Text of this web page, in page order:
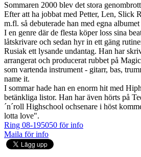
Sommaren 2000 blev det stora
Efter att ha jobbat med Petter, Len, Slick
m.fl. så debuterade han med egna
I en genre där de flesta köper loss sina
låtskrivare och sedan hyr in ett gäng
Rusiak ett lysande undantag. Han har
arrangerat och producerat rubbet på
som vartenda instrument - gitarr, bas,
name it.
I sommar hade han en enorm hit med
betänkliga listor. Han har även hörts på
´n´roll Highschool ochsenare i höst
lotta love".
Ring 08-195050 för info
Maila för info